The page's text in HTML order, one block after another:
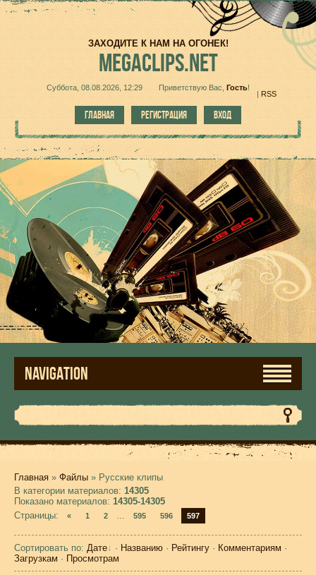
ЗАХОДИТЕ К НАМ НА ОГОНЕК!
MEGACLIPS.NET
Суббота, 08.08.2026, 12:29 Приветствую Вас Гость!
|RSS
ГЛАВНАЯ РЕГИСТРАЦИЯ ВХОД
NAVIGATION
Главная » Файлы » Русские клипы
В категории материалов: 14305
Показано материалов: 14305-14305
Страницы: « 1 2 ... 595 596 597
Сортировать по: Дате · Названию · Рейтингу · Комментариям ·
Загрузкам · Просмотрам